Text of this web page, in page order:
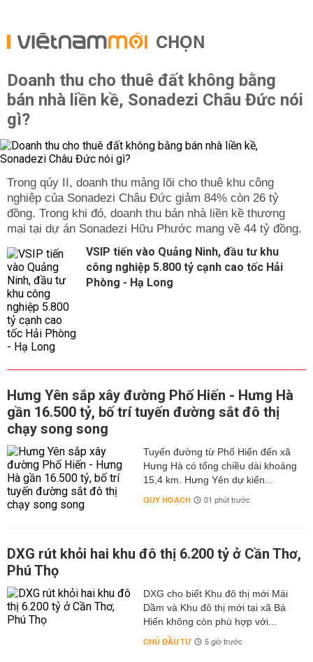
CHỌN
Doanh thu cho thuê đất không bằng
bán nhà liền kề, Sonadezi Châu Đức nói
gì?
Trong qúy II, doanh thu mảng lõi cho thuê khu công
nghiệp của Sonadezi Châu Đức giảm 84% còn 26 tỷ
đồng. Trong khi đó, doanh thu bán nhà liền kề thương
mại tại dự án Sonadezi Hữu Phước mang về 44 tỷ đồng.
VSIP tiến vào Quảng Ninh, đầu tư khu
công nghiệp 5.800 tỷ cạnh cao tốc Hải
Phòng - Hạ Long
Hưng Yên sắp xây đường Phố Hiến - Hưng Hà
gần 16.500 tỷ, bố trí tuyến đường sắt đô thị
chạy song song
Tuyến đường từ Phố Hiến đến xã
Hưng Hà có tổng chiều dài khoảng
15,4 km. Hưng Yên dự kiến...
QUY HOẠCH 01 phút trước
DXG rút khỏi hai khu đô thị 6.200 tỷ ở Cần Thơ,
Phú Thọ
DXG cho biết Khu đô thị mới Mái
Dầm và Khu đô thị mới tại xã Bá
Hiến không còn phù hợp với...
CHỦ ĐẦU TƯ 5 giờ trước